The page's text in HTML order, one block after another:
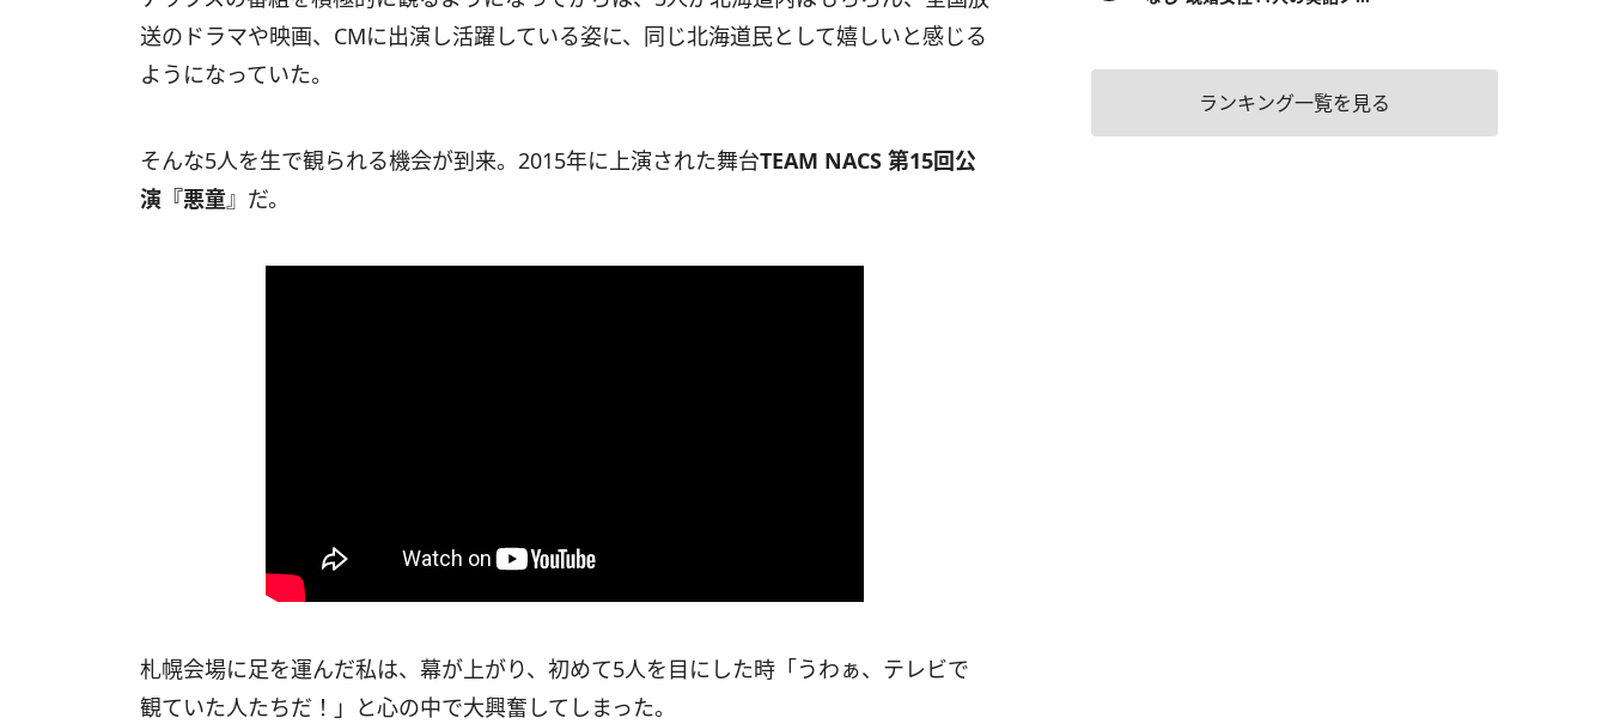
送のドラマや映画、CMに出演し活躍している姿に、同じ北海道民として嬉しいと感じる
ようになっていた。
そんな5人を生で観られる機会が到来。2015年に上演された舞台TEAM NACS 第15回公
演『悪童』だ。
札幌会場に足を運んだ私は、幕が上がり、初めて5人を目にした時「うわぁ、テレビで
観ていた人たちだ！」と心の中で大興奮してしまった。
ランキング一覧を見る